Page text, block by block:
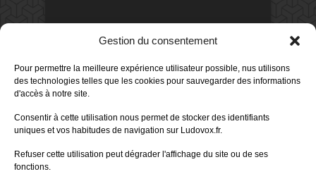
Gestion du consentement
Pour permettre la meilleure expérience utilisateur possible, nus utilisons
des technologies telles que les cookies pour sauvegarder des informations
d'accès à notre site.
Consentir à cette utilisation nous permet de stocker des identifiants
uniques et vos habitudes de navigation sur Ludovox.fr.
Refuser cette utilisation peut dégrader l'affichage du site ou de ses
fonctions.
DERNIERS AVIS DES MEMBRES
Avis de
Sur le jeu Collect!
il y a 2 jours
Avis demorlockbob
Sur le jeu Detective Box - Ciao
Publié leil y a 4 jours
80%